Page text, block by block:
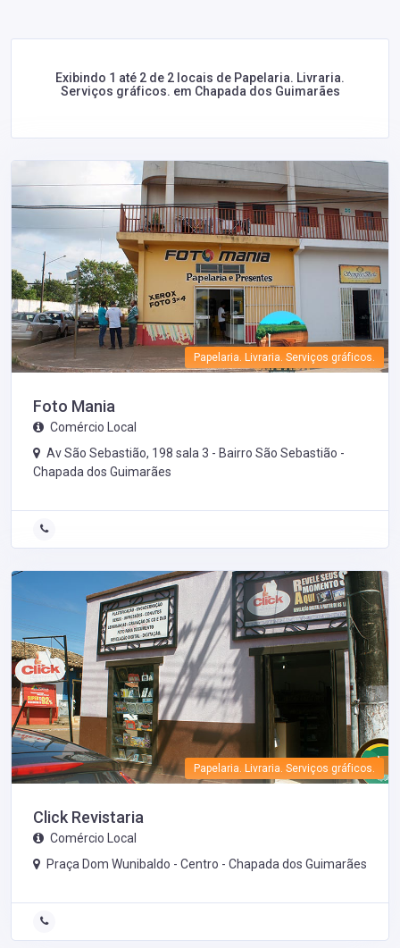
Exibindo 1 até 2 de 2 locais de Papelaria. Livraria.
Serviços gráficos. em Chapada dos Guimarães
Papelaria. Livraria. Serviços gráficos.
Foto Mania
Comércio Local
Av São Sebastião, 198 sala 3 - Bairro São Sebastião -
Chapada dos Guimarães
Papelaria. Livraria. Serviços gráficos.
Click Revistaria
Comércio Local
Praça Dom Wunibaldo - Centro - Chapada dos Guimarães